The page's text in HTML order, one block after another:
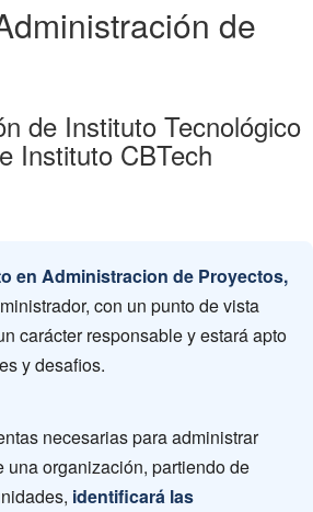
de
de Instituto Tecnológico
Instituto CBTech
en Administracion de Proyectos,
con un punto de vista
carácter responsable y estará apto
y desafios.
necesarias para administrar
una organización, partiendo de
identificará las